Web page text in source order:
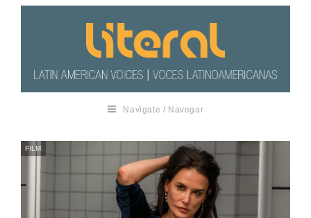
Navigate / Navegar
FILM